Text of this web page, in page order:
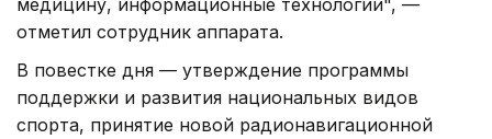
отметил сотрудник аппарата.
В повестке дня — утверждение программы
поддержки и развития национальных видов
спорта, принятие новой радионавигационной